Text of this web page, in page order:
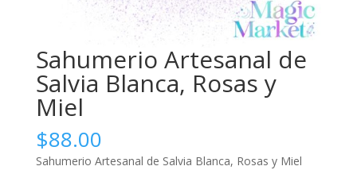
Sahumerio Artesanal de
Salvia Blanca, Rosas y
Miel
$88.00
Sahumerio Artesanal de Salvia Blanca, Rosas y Miel